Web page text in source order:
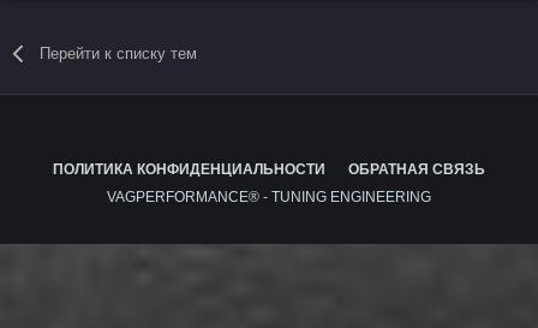
Перейти к списку тем
ПОЛИТИКА КОНФИДЕНЦИАЛЬНОСТИ
ОБРАТНАЯ СВЯЗЬ
VAGPERFORMANCE® - TUNING ENGINEERING